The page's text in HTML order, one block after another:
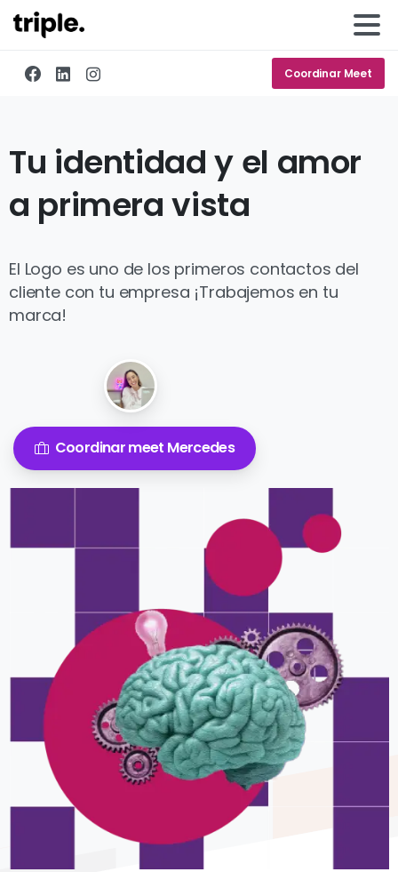
Coordinar Meet
Tu identidad yel amor
a primera vista
El Logo es uno de los primeros contactos del
cliente con tu empresa ¡Trabajemos en tu
marca!
Coordinar meet Mercedes